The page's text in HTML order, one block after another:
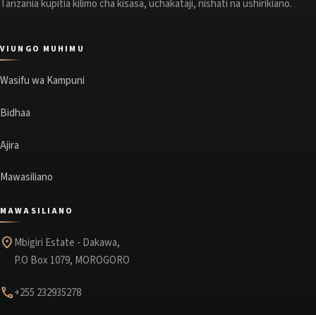
Tanzania kupitia kilimo cha kisasa, uchakataji, nishati na ushirikiano.
VIUNGO MUHIMU
Wasifu wa Kampuni
Bidhaa
Ajira
Mawasiliano
MAWASILIANO
location_onMbigiri Estate - Dakawa,
P.O Box 1079, MOROGORO
phone+255 232935278